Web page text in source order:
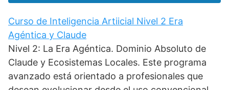
Curso de Inteligencia Artiicial Nivel 2 Era
Agéntica y Claude
Nivel 2: La Era Agéntica. Dominio Absoluto de
Claude y Ecosistemas Locales. Este programa
avanzado está orientado a profesionales que